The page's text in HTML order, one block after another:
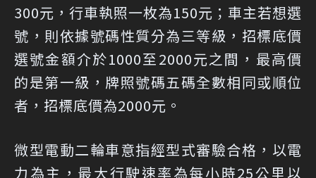
300元，行車執照一枚為150元；車主若想選
號，則依據號碼性質分為三等級，招標底價
選號金額介於1000至2000元之間，最高價
的是第一級，牌照號碼五碼全數相同或順位
者，招標底價為2000元。
微型電動二輪車意指經型式審驗合格，以電
力為主，最大行駛速率為每小時25公里以